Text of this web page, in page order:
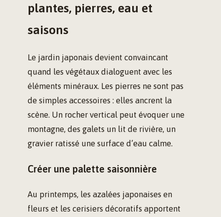
plantes, pierres, eau et
saisons
Le jardin japonais devient convaincant
quand les végétaux dialoguent avec les
éléments minéraux. Les pierres ne sont pas
de simples accessoires : elles ancrent la
scène. Un rocher vertical peut évoquer une
montagne, des galets un lit de rivière, un
gravier ratissé une surface d’eau calme.
Créer une palette saisonnière
Au printemps, les azalées japonaises en
fleurs et les cerisiers décoratifs apportent